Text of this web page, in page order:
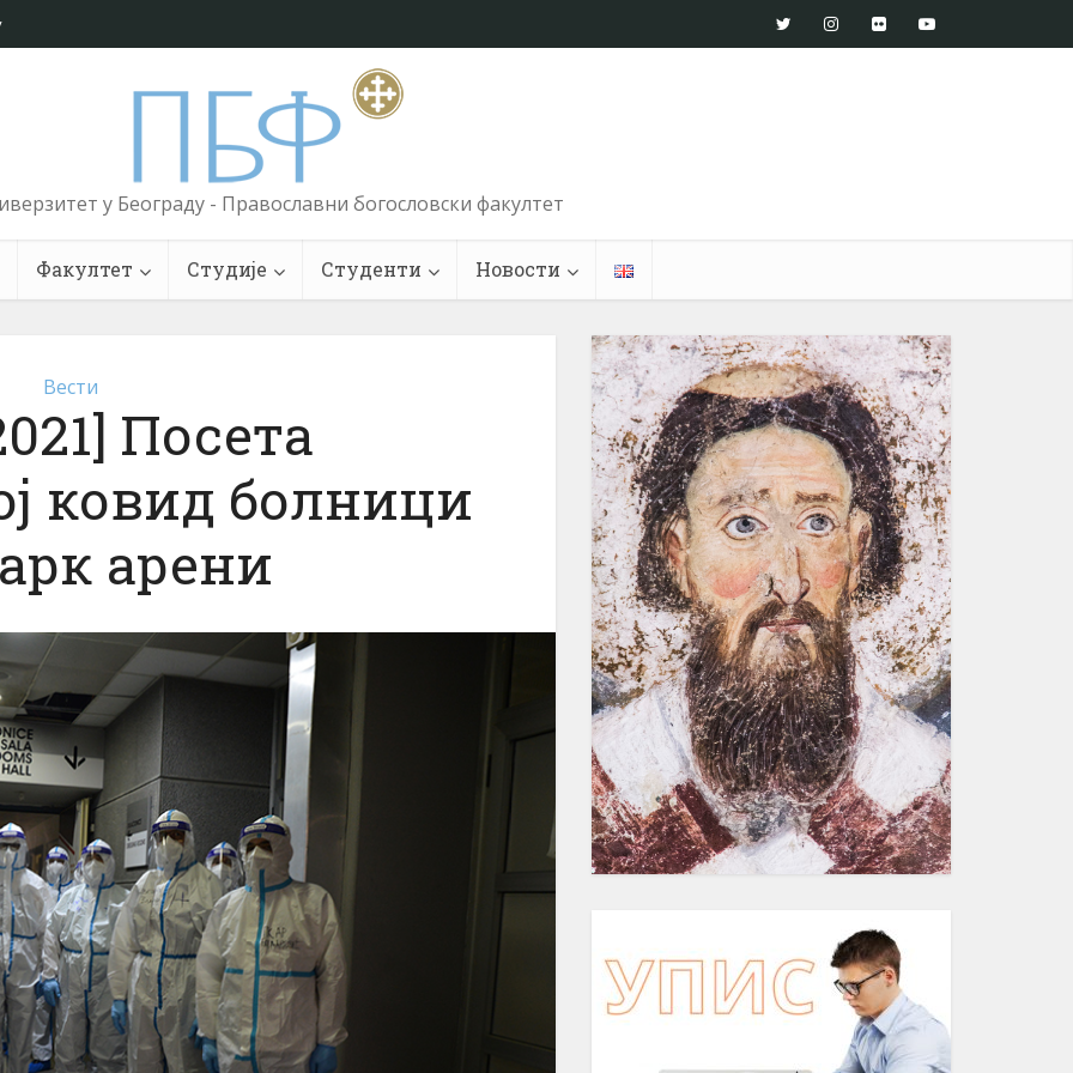
у Београду - Православни богословски факултет
Факултет Студије Студенти Новости
Вести
Посета
ковид болници
арени